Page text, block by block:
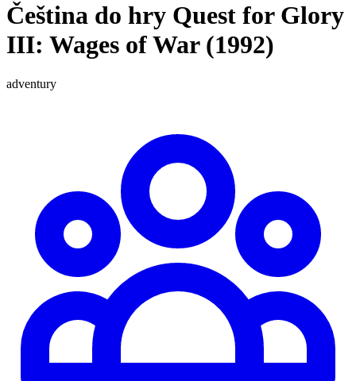
Čeština do hry Quest for Glory
III: Wages of War (1992)
adventury